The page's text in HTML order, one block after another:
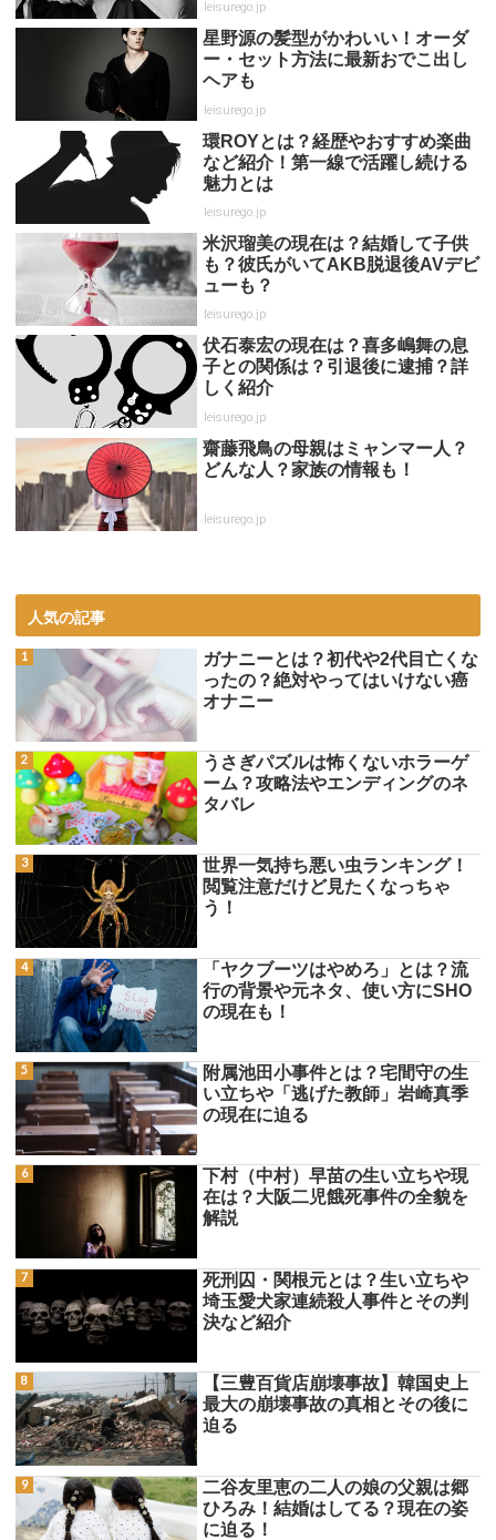
leisurego.jp
星野源の髪型がかわいい！オーダ
ー・セット方法に最新おでこ出し
ヘアも
leisurego.jp
環ROYとは？経歴やおすすめ楽曲
など紹介！第一線で活躍し続ける
魅力とは
leisurego.jp
米沢瑠美の現在は？結婚して子供
も？彼氏がいてAKB脱退後AVデビ
ューも？
leisurego.jp
伏石泰宏の現在は？喜多嶋舞の息
子との関係は？引退後に逮捕？詳
しく紹介
leisurego.jp
齋藤飛鳥の母親はミャンマー人？
どんな人？家族の情報も！
leisurego.jp
人気の記事
ガナニーとは？初代や2代目亡くな
ったの？絶対やってはいけない癌
オナニー
うさぎパズルは怖くないホラーゲ
ーム？攻略法やエンディングのネ
タバレ
世界一気持ち悪い虫ランキング！
閲覧注意だけど見たくなっちゃ
う！
「ヤクブーツはやめろ」とは？流
行の背景や元ネタ、使い方にSHO
の現在も！
附属池田小事件とは？宅間守の生
い立ちや「逃げた教師」岩崎真季
の現在に迫る
下村（中村）早苗の生い立ちや現
在は？大阪二児餓死事件の全貌を
解説
死刑囚・関根元とは？生い立ちや
埼玉愛犬家連続殺人事件とその判
決など紹介
【三豊百貨店崩壊事故】韓国史上
最大の崩壊事故の真相とその後に
迫る
二谷友里恵の二人の娘の父親は郷
ひろみ！結婚はしてる？現在の姿
に迫る！